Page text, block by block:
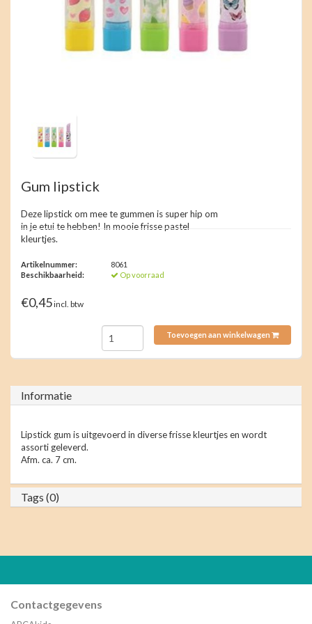
Gum lipstick
Deze lipstick om mee te gummen is super hip om
in je etui te hebben! In mooie frisse pastel
kleurtjes.
Artikelnummer:
8061
Beschikbaarheid:
Op voorraad
€0,45incl. btw
Toevoegen aan winkelwagen
Informatie
Lipstick gum is uitgevoerd in diverse frisse kleurtjes en wordt
assorti geleverd.
Afm. ca. 7 cm.
Tags (0)
Contactgegevens